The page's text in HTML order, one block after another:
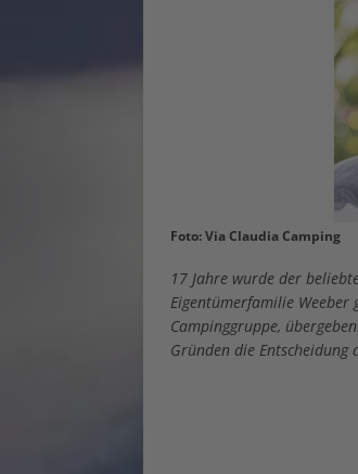
Foto: Via Claudia Camping
17 Jahre wurde der
Eigentümerfamilie
Campinggruppe,
Gründen die Entscheidung